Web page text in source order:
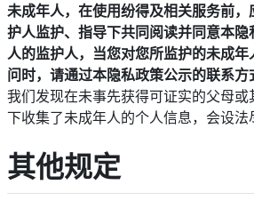
未成年人，在使用纷得及相关服务前
护人监护、指导下共同阅读并同意本
人的监护人，当您对您所监护的未成
问时，请通过本隐私政策公示的联系方
我们发现在未事先获得可证实的父母
下收集了未成年人的个人信息，会设法
其他规定